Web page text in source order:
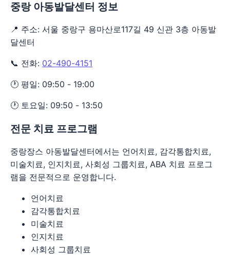
중랑 아동발달센터 정보
📍 주소: 서울 중랑구 용마산로117길 49 신관 3층 아동발
달센터
📞 전화: 02-490-4151
🕐 평일: 09:50 - 19:00
🕐 토요일: 09:50 - 13:50
전문 치료 프로그램
중랑장스 아동발달센터에서는 언어치료, 감각통합치료,
미술치료, 인지치료, 사회성 그룹치료, ABA 치료 프로그
램을 전문적으로 운영합니다.
언어치료
감각통합치료
미술치료
인지치료
사회성 그룹치료